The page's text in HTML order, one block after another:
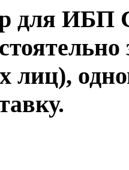
для ИБП
лиц),